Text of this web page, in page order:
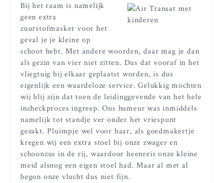
Bij het raam is namelijk
geen extra
zuurstofmasker voor het
geval je je kleine op
schoot hebt. Met andere woorden, daar mag je dan
als gezin van vier niet zitten. Dus dat vooraf in het
vliegtuig bij elkaar geplaatst worden, is dus
eigenlijk een waardeloze service. Gelukkig mochten
wij blij zijn dat toen de leidinggevende van het hele
incheckproces ingreep. Ons humeur was inmiddels
namelijk tot standje ver onder het vriespunt
gezakt. Pluimpje wel voor haar, als goedmakertje
kregen wij een extra stoel bij onze zwager en
schoonzus in de rij, waardoor heenreis onze kleine
meid alsnog een eigen stoel had. Maar al met al
begon onze vlucht dus niet fijn.